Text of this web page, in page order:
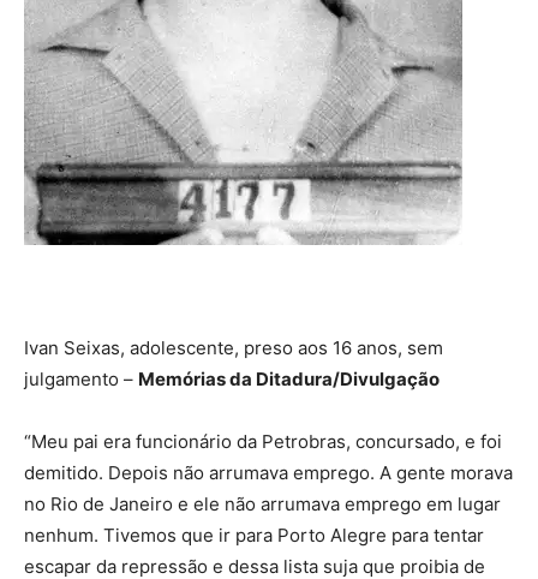
Ivan Seixas, adolescente, preso aos 16 anos, sem
julgamento – Memórias da Ditadura/Divulgação
“Meu pai era funcionário da Petrobras, concursado, e foi
demitido. Depois não arrumava emprego. A gente morava
no Rio de Janeiro e ele não arrumava emprego em lugar
nenhum. Tivemos que ir para Porto Alegre para tentar
escapar da repressão e dessa lista suja que proibia de